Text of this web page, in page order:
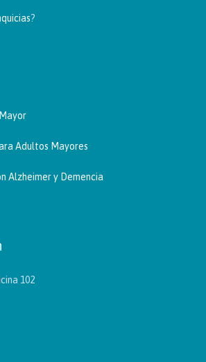
?
Adultos Mayores
Alzheimer y Demencia
102